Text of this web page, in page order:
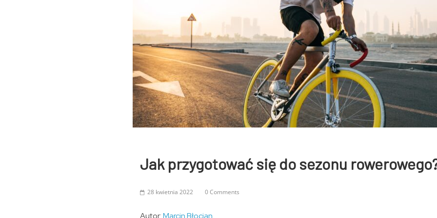
Jak przygotować się do sezonu
28 kwietnia 2022 0 Comments
Autor:Marcin Błocian